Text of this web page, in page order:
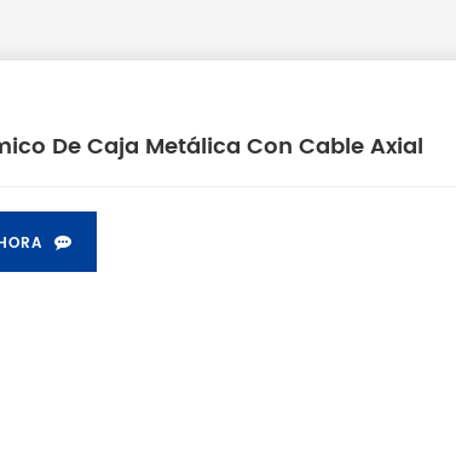
De Caja Metálica Con Cable Axial